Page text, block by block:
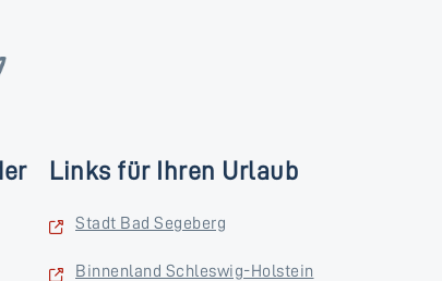
Links für Ihren Urlaub
Stadt Bad Segeberg
Binnenland Schleswig-Holstein